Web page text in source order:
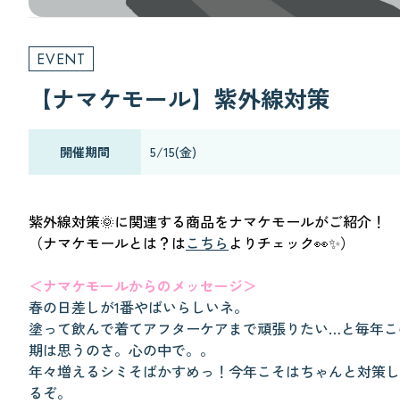
EVENT
【ナマケモール】紫外線対策
開催期間 5/15(金)
紫外線対策🌞に関連する商品をナマケモールがご紹介！
（ナマケモールとは？はこちら よりチェック👀✨）
＜ナマケモールからのメッセージ＞
春の日差しが1番やばいらしいネ。
塗って飲んで着てアフターケアまで頑張りたい…と毎年
期は思うのさ。心の中で。。
年々増えるシミそばかすめっ！今年こそはちゃんと対策
るぞ。